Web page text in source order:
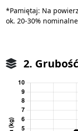
*Pamiętaj: Na
ok. 20-30%
2.